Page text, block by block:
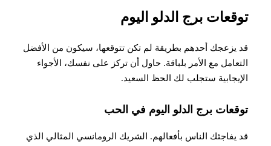
توقعات برج الدلو اليوم
قد يزعجك أحدهم بطريقة لم تكن تتوقعها، سيكون من الأفضل
التعامل مع الأمر بلباقة. حاول أن تركز على نفسك، الأجواء
الإيجابية ستجلب لك الحظ السعيد.
توقعات برج الدلو اليوم في الحب
قد يفاجئك الناس بأفعالهم. الشريك الرومانسي المثالي الذي